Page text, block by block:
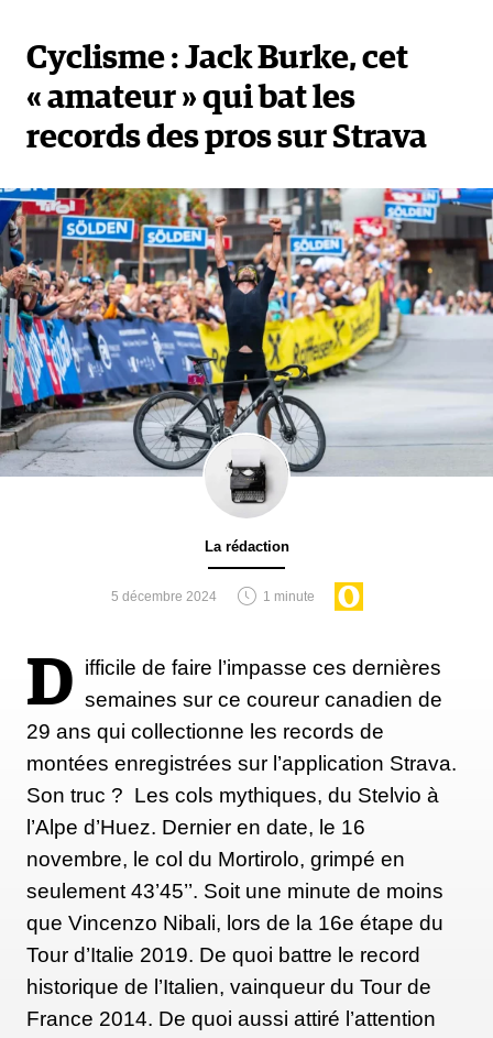
Cyclisme : Jack Burke, cet
« amateur » qui bat les
records des pros sur Strava
La rédaction
5 décembre 2024 1 minute
D ifficile de faire l’impasse ces dernières
semaines sur ce coureur canadien de
29 ans qui collectionne les records de
montées enregistrées sur l’application Strava.
Son truc ? Les cols mythiques, du Stelvio à
l’Alpe d’Huez. Dernier en date, le 16
novembre, le col du Mortirolo, grimpé en
seulement 43’45’’. Soit une minute de moins
que Vincenzo Nibali, lors de la 16e étape du
Tour d’Italie 2019. De quoi battre le record
historique de l’Italien, vainqueur du Tour de
France 2014. De quoi aussi attiré l’attention